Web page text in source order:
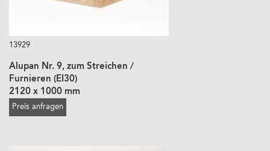
13929
Alupan Nr. 9, zum Streichen /
Furnieren (EI30)
2120 x 1000 mm
Preis anfragen